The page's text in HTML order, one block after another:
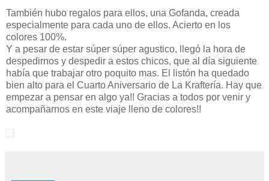
También hubo regalos para ellos, una Gofanda, creada
especialmente para cada uno de ellos. Acierto en los
colores 100%.
Y a pesar de estar súper súper agustico, llegó la hora de
despedirnos y despedir a estos chicos, que al día siguiente
había que trabajar otro poquito mas. El listón ha quedado
bien alto para el Cuarto Aniversario de La Kraftería. Hay que
empezar a pensar en algo ya!! Gracias a todos por venir y
acompañarnos en este viaje lleno de colores!!